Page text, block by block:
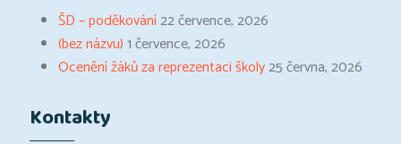
ŠD – poděkování22 července, 2026
(bez názvu)1 července, 2026
Ocenění žáků za reprezentaci školy25 června, 2026
Kontakty